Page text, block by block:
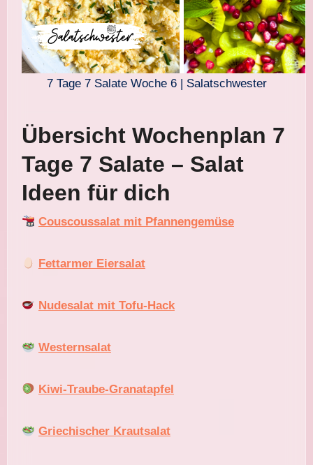
7 Tage 7 Salate Woche 6 | Salatschwester
Übersicht Wochenplan 7
Tage 7 Salate – Salat
Ideen für dich
Couscoussalat mit Pfannengemüse
Fettarmer Eiersalat
Nudesalat mit Tofu-Hack
Westernsalat
Kiwi-Traube-Granatapfel
Griechischer Krautsalat